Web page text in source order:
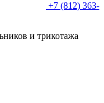
+7 (812) 363-
и трикотажа